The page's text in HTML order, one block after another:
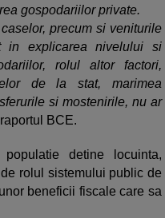
gospodariilor private.
precum si veniturile
in explicarea nivelului si
rolul altor factori,
de la stat, marimea
si mostenirile, nu ar
BCE.
detine locuinta,
rolul sistemului public de
beneficii fiscale care sa